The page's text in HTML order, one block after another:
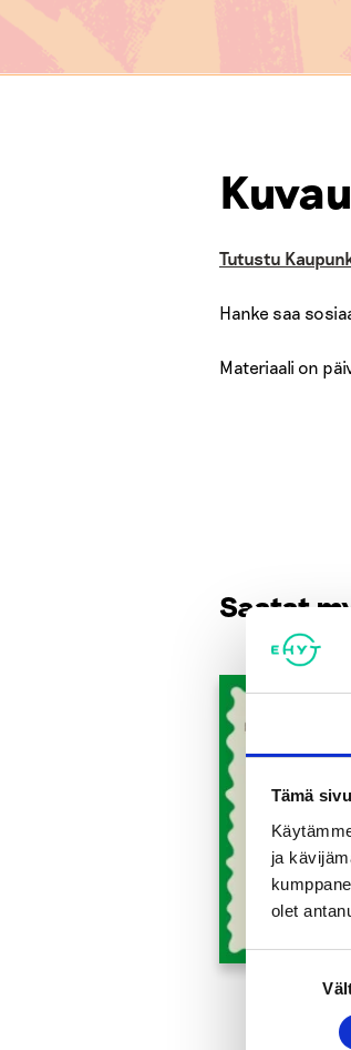
Tämä
ja
olet
Suostumuksen
Tutustu
Hanke saa
Materiaali on
Saatat
kaikille -